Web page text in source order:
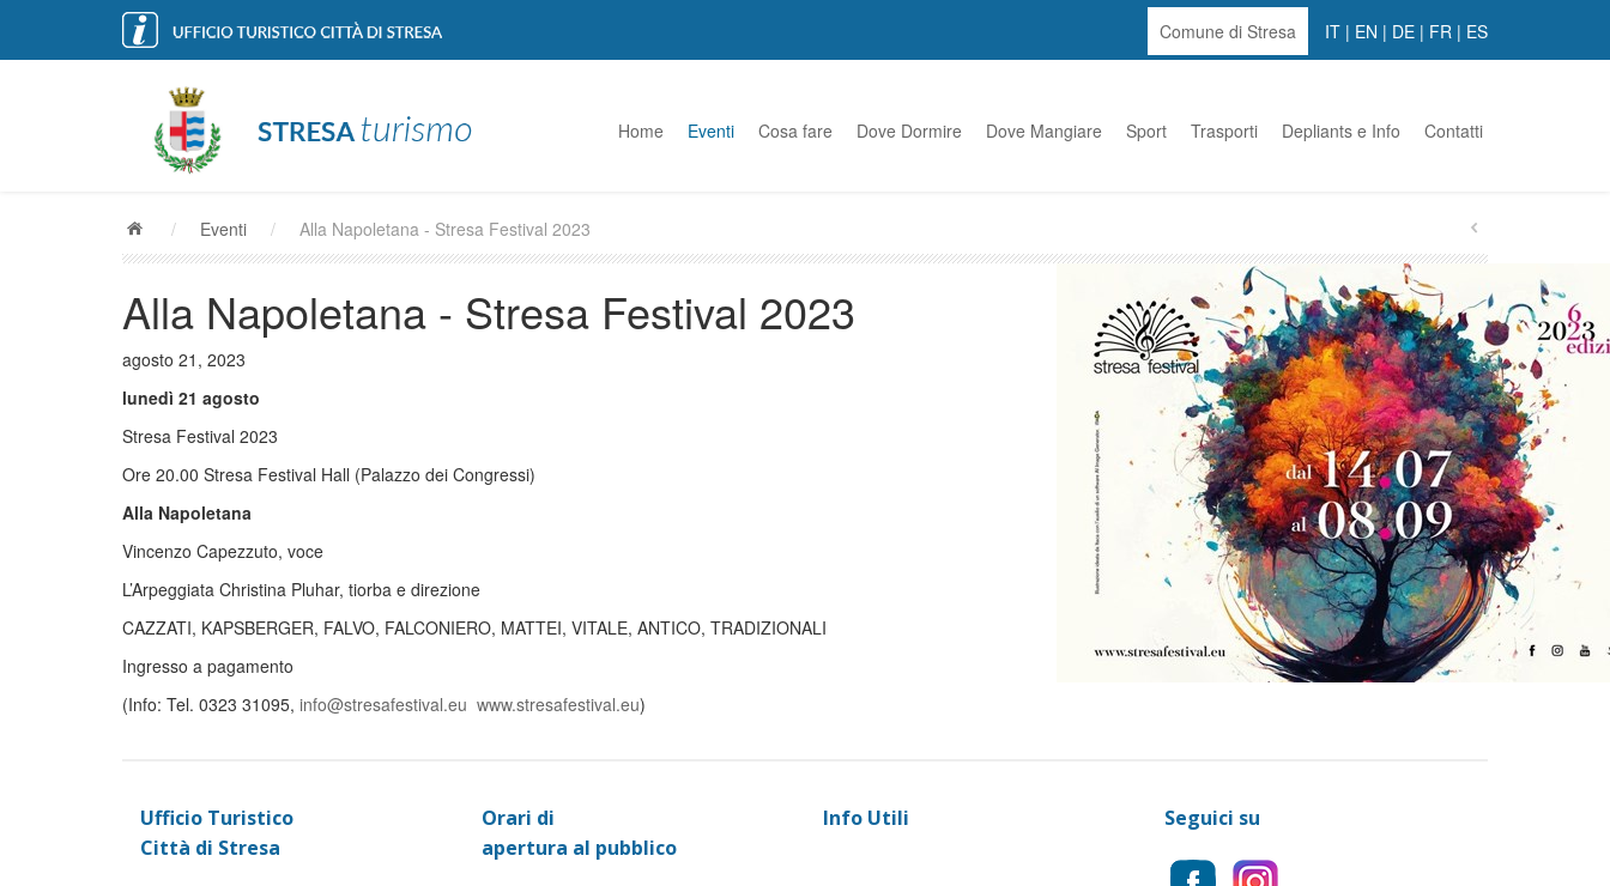
Comune di Stresa IT | EN | DE | FR | ES
Home Eventi Cosa fare Dove Dormire Dove Mangiare Sport Trasporti Depliants e Info Contatti
/ Eventi / Alla Napoletana - Stresa Festival 2023
Alla Napoletana - Stresa Festival 2023
agosto 21, 2023
lunedì 21 agosto
Stresa Festival 2023
Ore 20.00 Stresa Festival Hall (Palazzo dei Congressi)
Alla Napoletana
Vincenzo Capezzuto, voce
L’Arpeggiata Christina Pluhar, tiorba e direzione
CAZZATI, KAPSBERGER, FALVO, FALCONIERO, MATTEI, VITALE, ANTICO, TRADIZIONALI
Ingresso a pagamento
(Info: Tel. 0323 31095, info@stresafestival.eu www.stresafestival.eu)
Ufficio Turistico
Città di Stresa
Orari di
apertura al pubblico
Info Utili Seguici su